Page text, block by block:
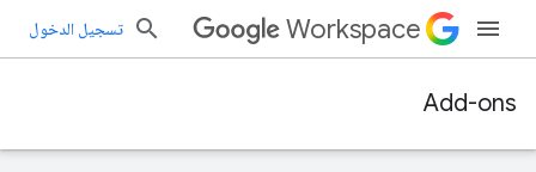
Workspace تسجيل الدخول
Add-ons